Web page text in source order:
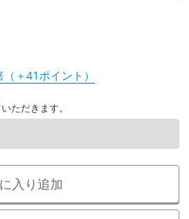
＋41ポイント）
ただきます。
入り追加